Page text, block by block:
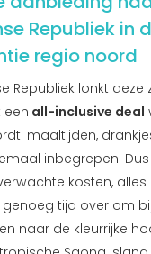
Republiek in
regio noord
Republiek lonkt deze
all-inclusive deal
maaltijden,
inbegrepen.
kosten, alles
genoeg tijd over om
naar de kleurrijke